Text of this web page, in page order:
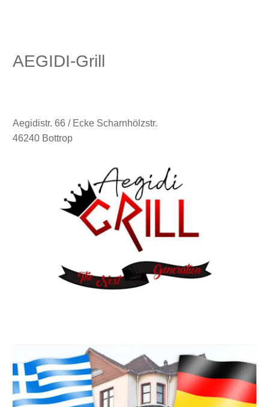
AEGIDI-Grill
Aegidistr. 66 / Ecke Scharnhölzstr.
46240 Bottrop